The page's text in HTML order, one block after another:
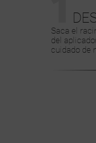
Saca el
del
cuidado de